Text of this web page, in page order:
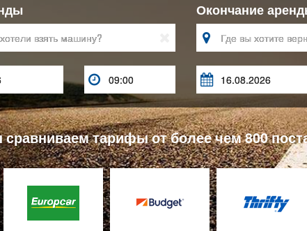

Окончание


тарифы от более чем 800